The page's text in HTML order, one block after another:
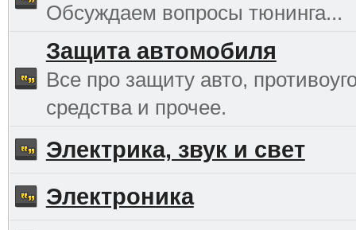
Обсуждаем вопросы тюнинга...
Защита автомобиля
Все про защиту авто,
средства и прочее.
Электрика, звук и свет
Электроника